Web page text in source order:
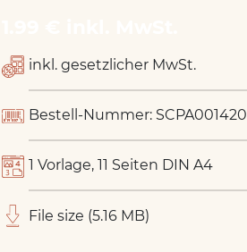
inkl. gesetzlicher MwSt.
Bestell-Nummer: SCPA001420
1 Vorlage, 11 Seiten DIN A4
File size (5.16 MB)